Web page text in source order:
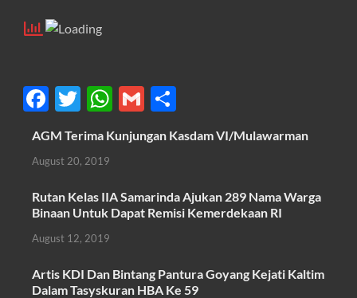
F
ac
e
b
o
o
k
T
w
itt
er
W
h
at
A
p
G
ail
h
ar
AGM Terima Kunjungan Kasdam VI/Mulawarman
August 20, 2019
Rutan Kelas IIA Samarinda Ajukan 289 Nama Warga
Binaan Untuk Dapat Remisi Kemerdekaan RI
August 12, 2019
Artis KDI Dan Bintang Pantura Goyang Kejati Kaltim
Dalam Tasyskuran HBA Ke 59